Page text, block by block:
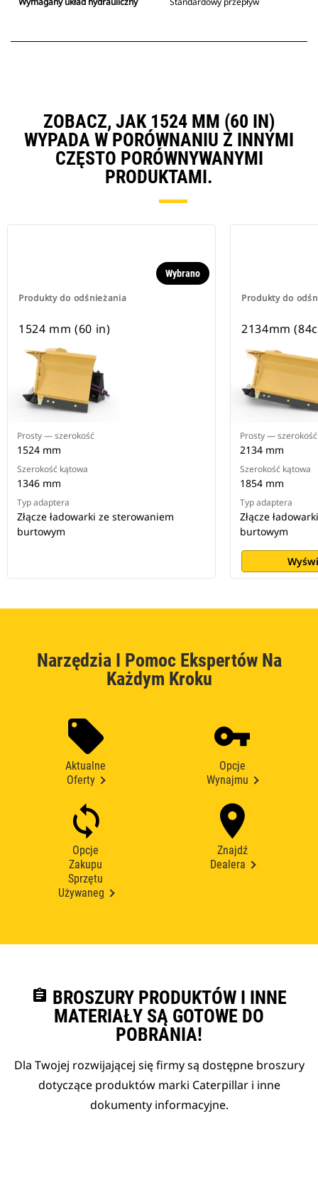
ZOBACZ, JAK 1524 MM (60 IN)
WYPADA W PORÓWNANIU Z INNYMI
CZĘSTO PORÓWNYWANYMI
PRODUKTAMI.
Produkty do odśnieżania
Wybrano
1524 mm (60 in)
Prosty — szerokość
1524 mm
Szerokość kątowa
1346 mm
Typ adaptera
Złącze ładowarki ze sterowaniem
burtowym
Produkty do
2134mm
Prosty — szerokość
2134 mm
Szerokość kątowa
1854 mm
Typ adaptera
Złącze
burtowym
Narzędzia I Pomoc Ekspertów Na
Każdym Kroku
Aktualne
Oferty
Opcje
Wynajmu
Opcje
Zakupu
Sprzętu
Używaneg
Znajdź
Dealera
assignment BROSZURY PRODUKTÓW I INNE
MATERIAŁY SĄ GOTOWE DO
POBRANIA!
Dla Twojej rozwijającej się firmy są dostępne broszury
dotyczące produktów marki Caterpillar i inne
dokumenty informacyjne.